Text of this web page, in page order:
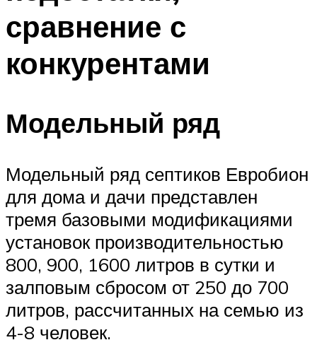
сравнение с
конкурентами
Модельный ряд
Модельный ряд септиков Евробион
для дома и дачи представлен
тремя базовыми модификациями
установок производительностью
800, 900, 1600 литров в сутки и
залповым сбросом от 250 до 700
литров, рассчитанных на семью из
4-8 человек.